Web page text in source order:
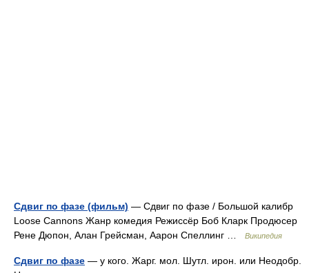
Сдвиг по фазе (фильм) — Сдвиг по фазе / Большой калибр
Loose Cannons Жанр комедия Режиссёр Боб Кларк Продюсер
Рене Дюпон, Алан Грейсман, Аарон Спеллинг …
Википедия
Сдвиг по фазе — у кого. Жарг. мол. Шутл. ирон. или Неодобр.